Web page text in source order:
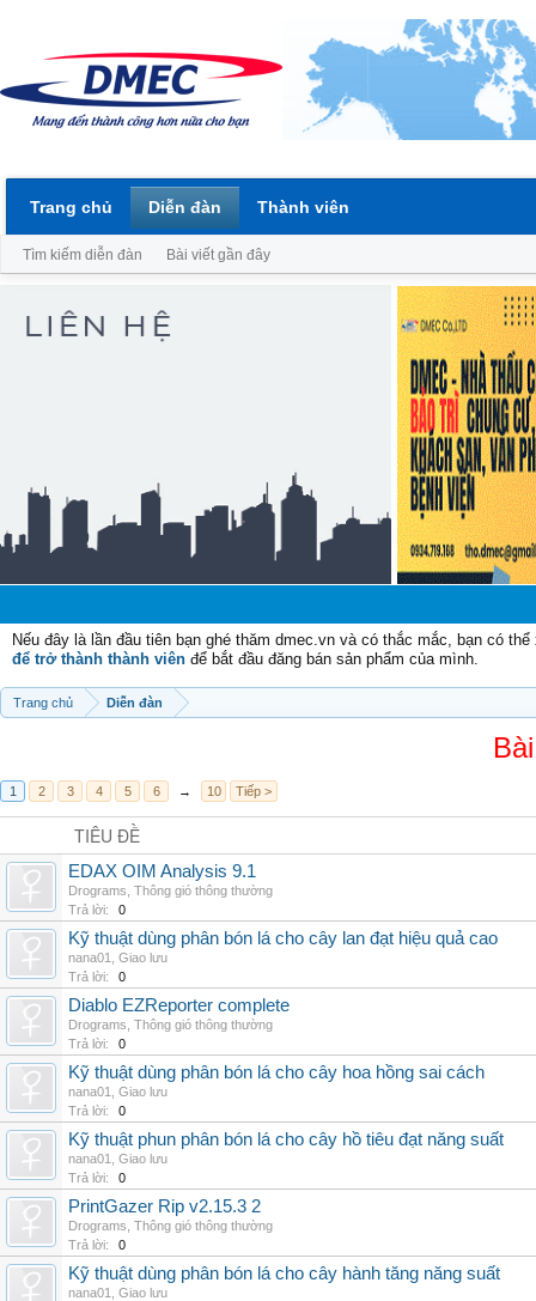
Nếu đây là lần đầu tiên bạn ghé thăm dmec.vn và có thắc mắc, bạn có
để trở thành thành viên để bắt đầu đăng bán sản phẩm của mình.
Trang chủ Diễn đàn
1 2 3 4 5 6 → 10 Tiếp >
TIÊU ĐỀ
EDAX OIM Analysis 9.1
Drograms Thông gió thông thường
Trả lời:
0
Kỹ thuật dùng phân bón lá cho cây lan đạt hiệu quả cao
nana01
Giao lưu
Trả lời:
0
Diablo EZReporter complete
Drograms Thông gió thông thường
Trả lời:
0
Kỹ thuật dùng phân bón lá cho cây hoa hồng sai cách
nana01
Giao lưu
Trả lời:
0
Kỹ thuật phun phân bón lá cho cây hồ tiêu đạt năng suất
nana01
Giao lưu
Trả lời:
0
PrintGazer Rip v2.15.3 2
Drograms Thông gió thông thường
Trả lời:
0
Kỹ thuật dùng phân bón lá cho cây hành tăng năng suất
nana01
Giao lưu
Trang chủ Diễn đàn
Tìm kiếm diễn đàn Bài viết gần đây
Thành viên